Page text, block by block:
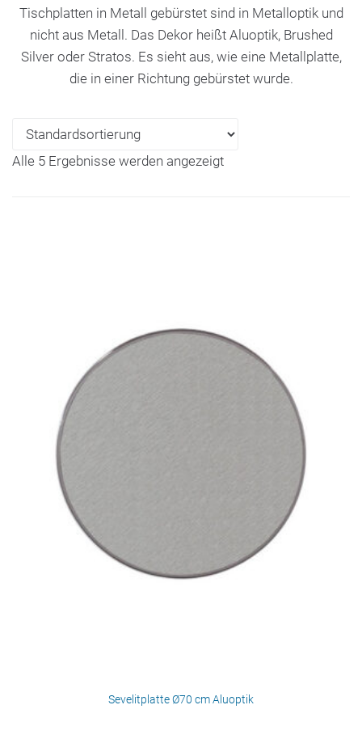
Tischplatten in Metall gebürstet sind in Metalloptik und
nicht aus Metall. Das Dekor heißt Aluoptik, Brushed
Silver oder Stratos. Es sieht aus, wie eine Metallplatte,
die in einer Richtung gebürstet wurde.
Alle 5 Ergebnisse werden angezeigt
Sevelitplatte Ø70 cm Aluoptik